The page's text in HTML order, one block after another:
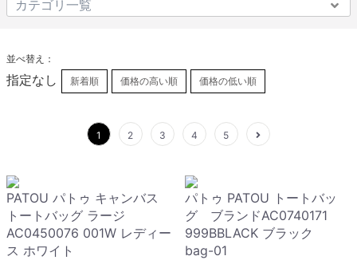
並べ替え：
指定なし 新着順 価格の高い順 価格の低い順
1 2 3 4 5
PATOU パトゥ キャンバス
トートバッグ ラージ
AC0450076 001W レディー
ス ホワイト
パトゥ PATOU トートバッ
グ ブランドAC0740171
999BBLACK ブラック
bag-01